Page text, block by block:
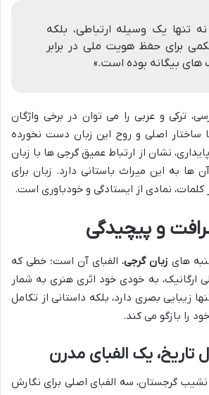
نه تنها یک وسیله ارتباطی، بلکه
برای حفظ هویت ملی در برابر
بیگانه بوده است.»
ترکی و عربی را می توان در برخی واژگان
ساختار اصلی و روح این زبان دست نخورده
نشان از ارتباط عمیق گرجی ها با زبان
ها به این میراث باستانی دارد. زبان برای
کلمات، نمادی از ایستادگی و خودباوری است.
و پیچیدگی
های زبان گرجی، الفبای آن است؛ خطی که
ارگانیک، به خودی خود اثری هنری به شمار
زیبایی بصری دارد، بلکه داستانی از تکامل
را بازگو می کند.
تاریخ، یک الفبای مدرن
نشیب گرجستان، سه الفبای اصلی برای نگارش